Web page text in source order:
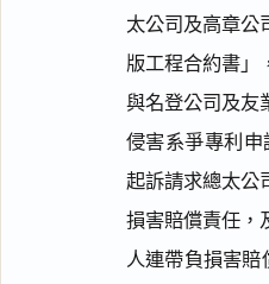
太公司及高章公
版工程合約書」
與名登公司及友
侵害系爭專利申
起訴請求總太公
損害賠償責任，
人連帶負損害賠